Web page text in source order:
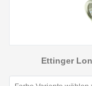
Ettinger